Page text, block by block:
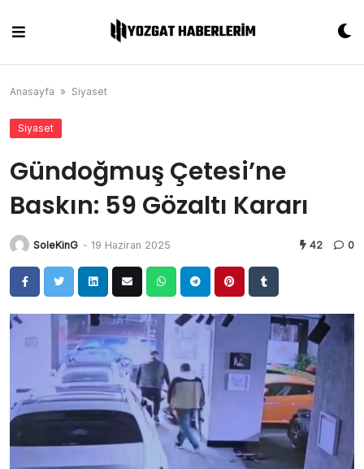
content
Anasayfa » Siyaset
Siyaset
Gündoğmuş Çetesi’ne
Baskın: 59 Gözaltı Kararı
SoleKinG - 19 Haziran 2025 42 0